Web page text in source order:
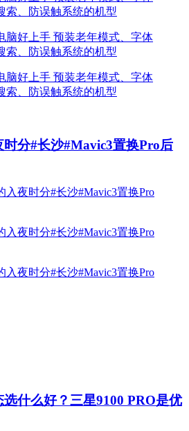
分#长沙#Mavic3置换Pro后
什么好？三星9100 PRO是优